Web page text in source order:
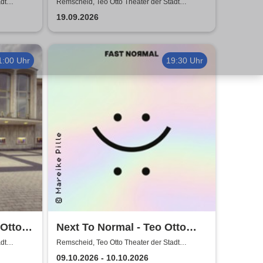
Remscheid
Remscheid, Teo Otto Theater der Stadt
Remscheid
19.09.2026
Uhr 19:30 Uhr
Next To Normal - Teo Otto
Theater der Stadt Remscheid
Remscheid, Teo Otto Theater der Stadt
09.10.2026 - 10.10.2026